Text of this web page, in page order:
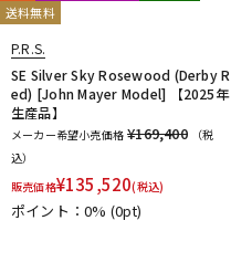
送料無料
P.R.S.
SE Silver Sky Rosewood (Derby R
ed) [John Mayer Model] 【2025年
生産品】
メーカー希望小売価格 ¥169,400
（税
込）
販売価格¥135,520(税込)
ポイント：0% (0pt)